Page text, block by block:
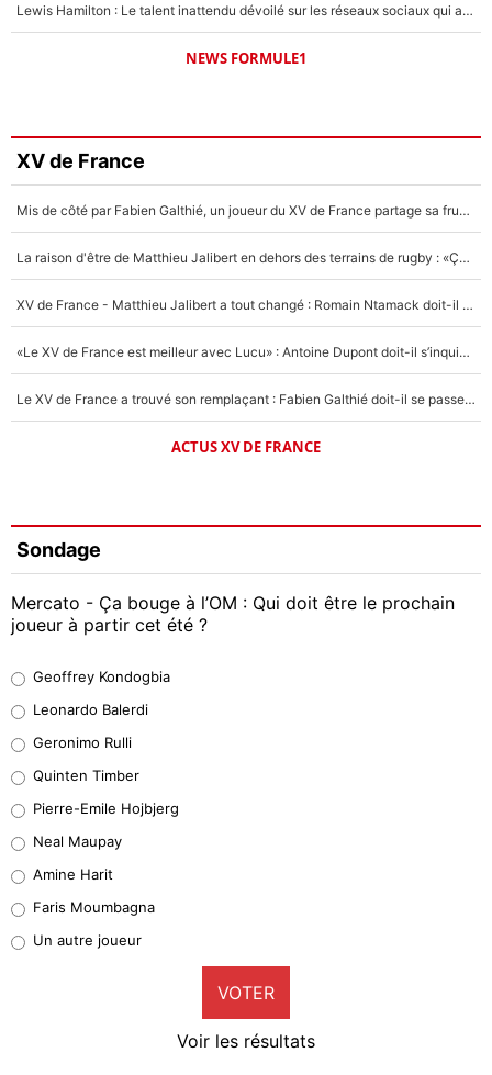
Lewis Hamilton : Le talent inattendu dévoilé sur les réseaux sociaux qui a impressionné Kim Kardashian pendant leurs vacances en amoureux !
NEWS FORMULE1
XV de France
Mis de côté par Fabien Galthié, un joueur du XV de France partage sa frustration : «ils ne me l’ont pas dit tout de suite»
La raison d'être de Matthieu Jalibert en dehors des terrains de rugby : «Ça m'atteint autant que si tu touches à un membre de ma famille»
XV de France - Matthieu Jalibert a tout changé : Romain Ntamack doit-il s’inquiéter pour sa place à un an de la Coupe du monde ?
«Le XV de France est meilleur avec Lucu» : Antoine Dupont doit-il s’inquiéter pour sa place ?
Le XV de France a trouvé son remplaçant : Fabien Galthié doit-il se passer d'Antoine Dupont ?
ACTUS XV DE FRANCE
Sondage
Mercato - Ça bouge à l’OM : Qui doit être le prochain
joueur à partir cet été ?
38%
32%
5%
1%
9%
Geoffrey Kondogbia
Leonardo Balerdi
Geronimo Rulli
Quinten Timber
Pierre-Emile Hojbjerg
Neal Maupay
Amine Harit
Faris Moumbagna
Un autre joueur
VOTER
Voir les résultats